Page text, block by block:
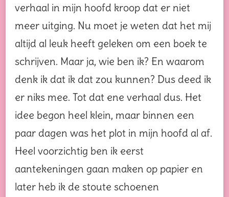
verhaal in mijn hoofd kroop dat er niet
meer uitging. Nu moet je weten dat het mij
altijd al leuk heeft geleken om een boek te
schrijven. Maar ja, wie ben ik? En waarom
denk ik dat ik dat zou kunnen? Dus deed ik
er niks mee. Tot dat ene verhaal dus. Het
idee begon heel klein, maar binnen een
paar dagen was het plot in mijn hoofd al af.
Heel voorzichtig ben ik eerst
aantekeningen gaan maken op papier en
later heb ik de stoute schoenen